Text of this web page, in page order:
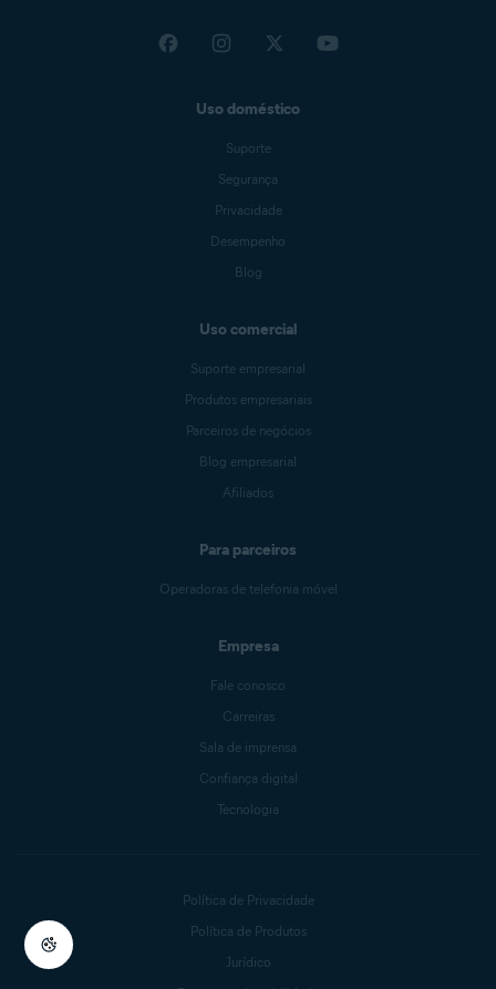
Uso doméstico
Suporte
Segurança
Privacidade
Desempenho
Blog
Uso comercial
Suporte empresarial
Produtos empresariais
Parceiros de negócios
Blog empresarial
Afiliados
Para parceiros
Operadoras de telefonia móvel
Empresa
Fale conosco
Carreiras
Sala de imprensa
Confiança digital
Tecnologia
Política de Privacidade
Política de Produtos
Jurídico